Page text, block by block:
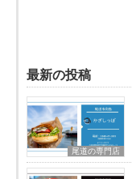
最新の投稿
尾道の専門店